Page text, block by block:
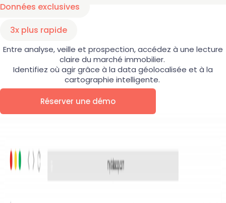
Données exclusives
3x plus rapide
Entre analyse, veille et prospection, accédez à une lecture
claire du marché immobilier.
Identifiez où agir grâce à la data géolocalisée et à la
cartographie intelligente.
Réserver une démo